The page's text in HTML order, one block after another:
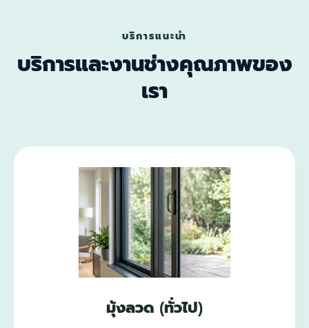
บริการแนะนำ
บริการและงานช่างคุณภาพของ
เรา
มุ้งลวด (ทั่วไป)